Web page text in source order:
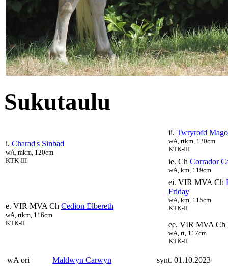
Sukutaulu
i. Charad's Sinbad
wA, mkm, 120cm
KTK-III
ii. Twryrofd
wA, rtkm, 120cm
KTK-III
ie. Ch Corrador
wA, km, 119cm
e. VIR MVA Ch Cedion Elbereth
wA, rtkm, 116cm
KTK-II
ei. VIR MVA Ch
Friday
wA, km, 115cm
KTK-II
ee. VIR MVA Ch
wA, rt, 117cm
KTK-II
wA ori Maldwyn Carwyn synt. 01.10.2023